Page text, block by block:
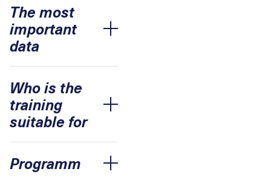
The most
important
data Accordion öffnen
Who is the
training
suitable forAccordion öffnen
ProgrammAccordion öffnen